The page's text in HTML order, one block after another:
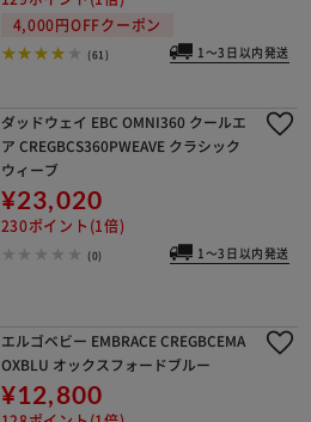
4,000円OFFクーポン
(61) 1～3日以内発送
ダッドウェイ EBC OMNI360 クールエ
ア CREGBCS360PWEAVE クラシック
ウィーブ
¥23,020
230ポイント(1倍)
(0) 1～3日以内発送
エルゴベビー EMBRACE CREGBCEMA
OXBLU オックスフォードブルー
¥12,800